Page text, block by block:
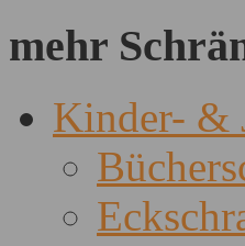
mehr
Kinder- &